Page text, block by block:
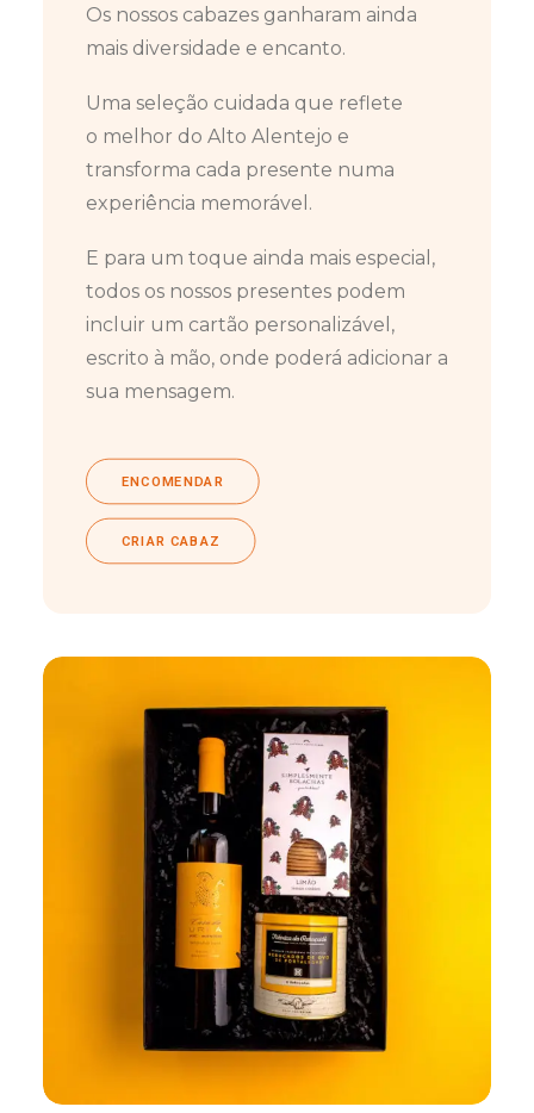
Os nossos cabazes ganharam ainda
mais diversidade e encanto.
Uma seleção cuidada que reflete
o melhor do Alto Alentejo e
transforma cada presente numa
experiência memorável.
E para um toque ainda mais especial,
todos os nossos presentes podem
incluir um cartão personalizável,
escrito à mão, onde poderá adicionar a
sua mensagem.
ENCOMENDAR
CRIAR CABAZ